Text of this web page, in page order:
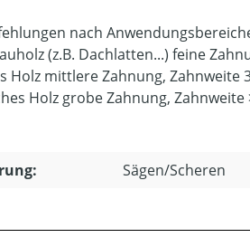
nach
(z.B. Dachlatten...) feine
Holz mittlere Zahnung, Zahnweite
Holz grobe Zahnung, Zahnweite
Sägen/Scheren